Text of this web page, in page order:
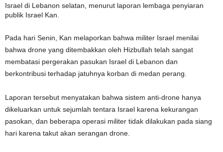
Israel di Lebanon selatan, menurut laporan lembaga penyiaran
publik Israel Kan.
Pada hari Senin, Kan melaporkan bahwa militer Israel menilai
bahwa drone yang ditembakkan oleh Hizbullah telah sangat
membatasi pergerakan pasukan Israel di Lebanon dan
berkontribusi terhadap jatuhnya korban di medan perang.
Laporan tersebut menyatakan bahwa sistem anti-drone hanya
dikeluarkan untuk sejumlah tentara Israel karena kekurangan
pasokan, dan beberapa operasi militer tidak dilakukan pada siang
hari karena takut akan serangan drone.